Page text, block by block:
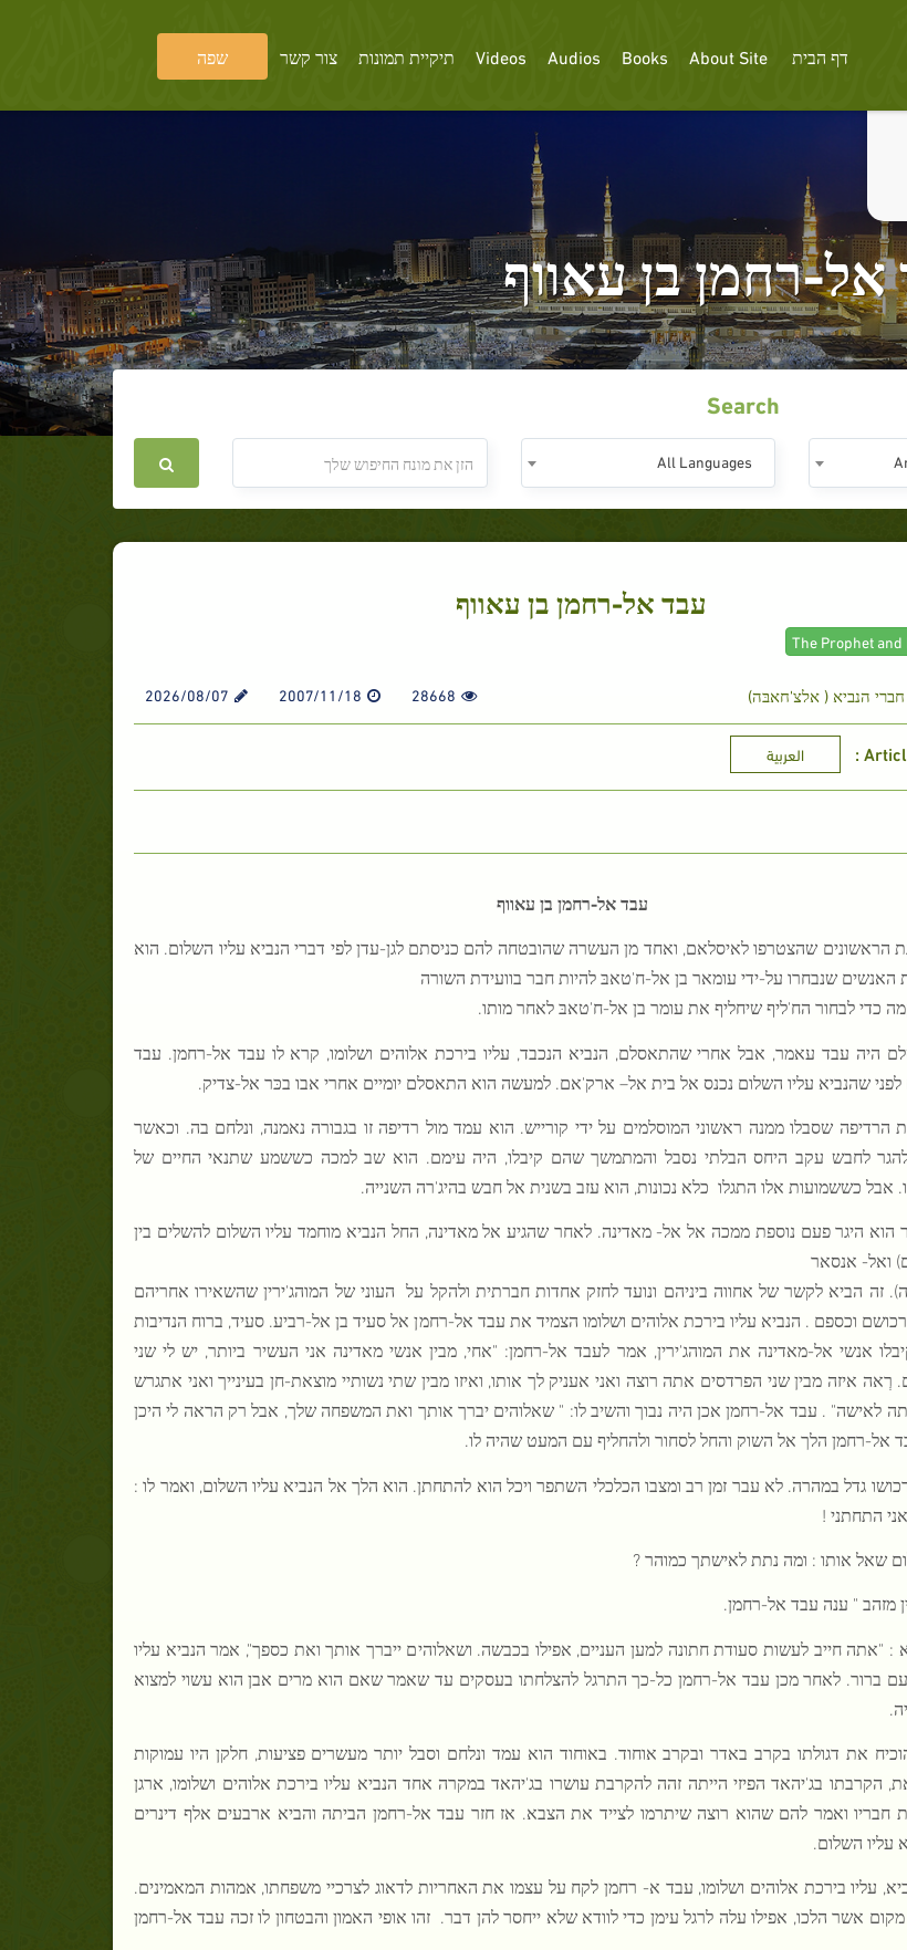
דף הבית About Site
Books
Audios
Videos תיקיית תמונות צור קשר שפה
רחמן בן עאווף
Search
All Languages
עבד אל-רחמן בן עאווף
חברי הנביא ( אלצ'חאבּה) 28668
2007/11/18
2026/08/07
العربية
עבד אל-רחמן בן עאווף
הראשונים שהצטרפו לאיסלאם, ואחד מן העשרה שהובטחה להם כניסתם לגן-עדן לפי דברי הנביא עליו השלום. הוא
שנבחרו על-ידי עומאר בן אל-ח'טאבּ להיות חבר בוועידת השורה
כדי לבחור הח'ליף שיחליף את עומר בן אל-ח'טאבּ לאחר מותו.
היה עבד עאמר, אבל אחרי שהתאסלם, הנביא הנכבד, עליו בירכת אלוהים ושלומו, קרא לו עבד אל-רחמן. עבד
שהנביא עליו השלום נכנס אל בית אל– ארק'אם. למעשה הוא התאסלם יומיים אחרי אבו בכּר אל-צדיק.
הרדיפה שסבלו ממנה ראשוני המוסלמים על ידי קורייש. הוא עמד מול רדיפה זו בגבורה נאמנה, ונלחם בה. וכאשר
להגר לחבש עקב היחס הבלתי נסבל והמתמשך שהם קיבלו, היה עימם. הוא שב למכה כששמע שתנאי החיים של
אבל כששמועות אלו התגלו כלא נכונות, הוא עזב בשנית אל חבש בהיג'רה השנייה.
הוא היגר פעם נוספת ממכה אל אל- מאדינה. לאחר שהגיע אל מאדינה, החל הנביא מוחמד עליו השלום להשלים בין
ואל- אנסאר
זה הביא לקשר של אחווה ביניהם ונועד לחזק אחדות חברתית ולהקל על העוני של המוהג'ירין שהשאירו אחריהם
וכספם . הנביא עליו בירכת אלוהים ושלומו הצמיד את עבד אל-רחמן אל סעיד בן אל-רביע. סעיד, ברוח הנדיבות
אנשי אל-מאדינה את המוהג'ירין, אמר לעבד אל-רחמן: "אחי, מבין אנשי מאדינה אני העשיר ביותר, יש לי שני
רְאה איזה מבין שני הפרדסים אתה רוצה ואני אעניק לך אותו, ואיזו מבין שתי נשותיי מוצאת-חן בעינייך ואני אתגרש
לאישה" . עבד אל-רחמן אכן היה נבוך והשיב לו: " שאלוהים יברך אותך ואת המשפחה שלך, אבל רק הראה לי היכן
אל-רחמן הלך אל השוק והחל לסחור ולהחליף עם המעט שהיה לו.
גדל במהרה. לא עבר זמן רב ומצבו הכלכלי השתפר ויכל הוא להתחתן. הוא הלך אל הנביא עליו השלום, ואמר לו :
התחתני !
שאל אותו : ומה נתת לאישתך כמוהר ?
מזהב " ענה עבד אל-רחמן.
: "אתה חייב לעשות סעודת חתונה למען העניים, אפילו בכבשה. ושאלוהים ייברך אותך ואת כספך", אמר הנביא עליו
ברור. לאחר מכן עבד אל-רחמן כל-כך התרגל להצלחתו בעסקים עד שאמר שאם הוא מרים אבן הוא עשוי למצוא
את דגולתו בקרב באדר ובקרב אוחוד. באוחוד הוא עמד ונלחם וסבל יותר מעשרים פציעות, חלקן היו עמוקות
הקרבתו בג'יהאד הפיזי הייתה זהה להקרבת עושרו בג'יהאד במקרה אחד הנביא עליו בירכת אלוהים ושלומו, ארגן
חבריו ואמר להם שהוא רוצה שיתרמו לצייד את הצבא. אז חזר עבד אל-רחמן הביתה והביא ארבעים אלף דינרים
עליו השלום.
עליו בירכת אלוהים ושלומו, עבד א- רחמן לקח על עצמו את האחריות לדאוג לצרכיי משפחתו, אמהות המאמינים.
אשר הלכו, אפילו עלה לרגל עימן כדי לוודא שלא ייחסר להן דבר. זהו אופי האמון והבטחון לו זכה עבד אל-רחמן